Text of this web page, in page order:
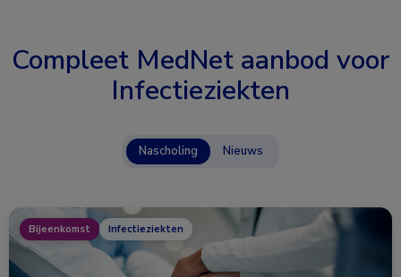
Compleet MedNet aanbod voor
Infectieziekten
Nascholing Nieuws
Bijeenkomst Infectieziekten